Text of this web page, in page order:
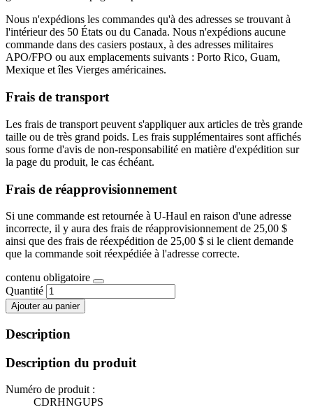
Nous n'expédions les commandes qu'à des adresses se trouvant à
l'intérieur des 50 États ou du Canada. Nous n'expédions aucune
commande dans des casiers postaux, à des adresses militaires
APO/FPO ou aux emplacements suivants : Porto Rico, Guam,
Mexique et îles Vierges américaines.
Frais de transport
Les frais de transport peuvent s'appliquer aux articles de très grande
taille ou de très grand poids. Les frais supplémentaires sont affichés
sous forme d'avis de non-responsabilité en matière d'expédition sur
la page du produit, le cas échéant.
Frais de réapprovisionnement
Si une commande est retournée à U-Haul en raison d'une adresse
incorrecte, il y aura des frais de réapprovisionnement de 25,00 $
ainsi que des frais de réexpédition de 25,00 $ si le client demande
que la commande soit réexpédiée à l'adresse correcte.
contenu obligatoire
Quantité
Ajouter au panier
Description
Description du produit
Numéro de produit :
CDRHNGUPS